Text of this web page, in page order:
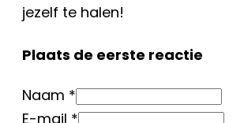
jezelf te halen!
Plaats de eerste reactie
Naam *
E-mail *